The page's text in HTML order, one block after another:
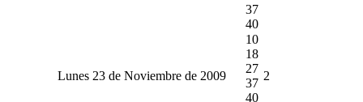
37
40
Lunes 23 de Noviembre de 2009
10
18
27
37
40
2